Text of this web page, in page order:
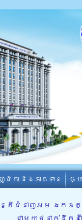
ជិកា និងភាគទាន ច្
ជំនាញអម ឯកឧត្